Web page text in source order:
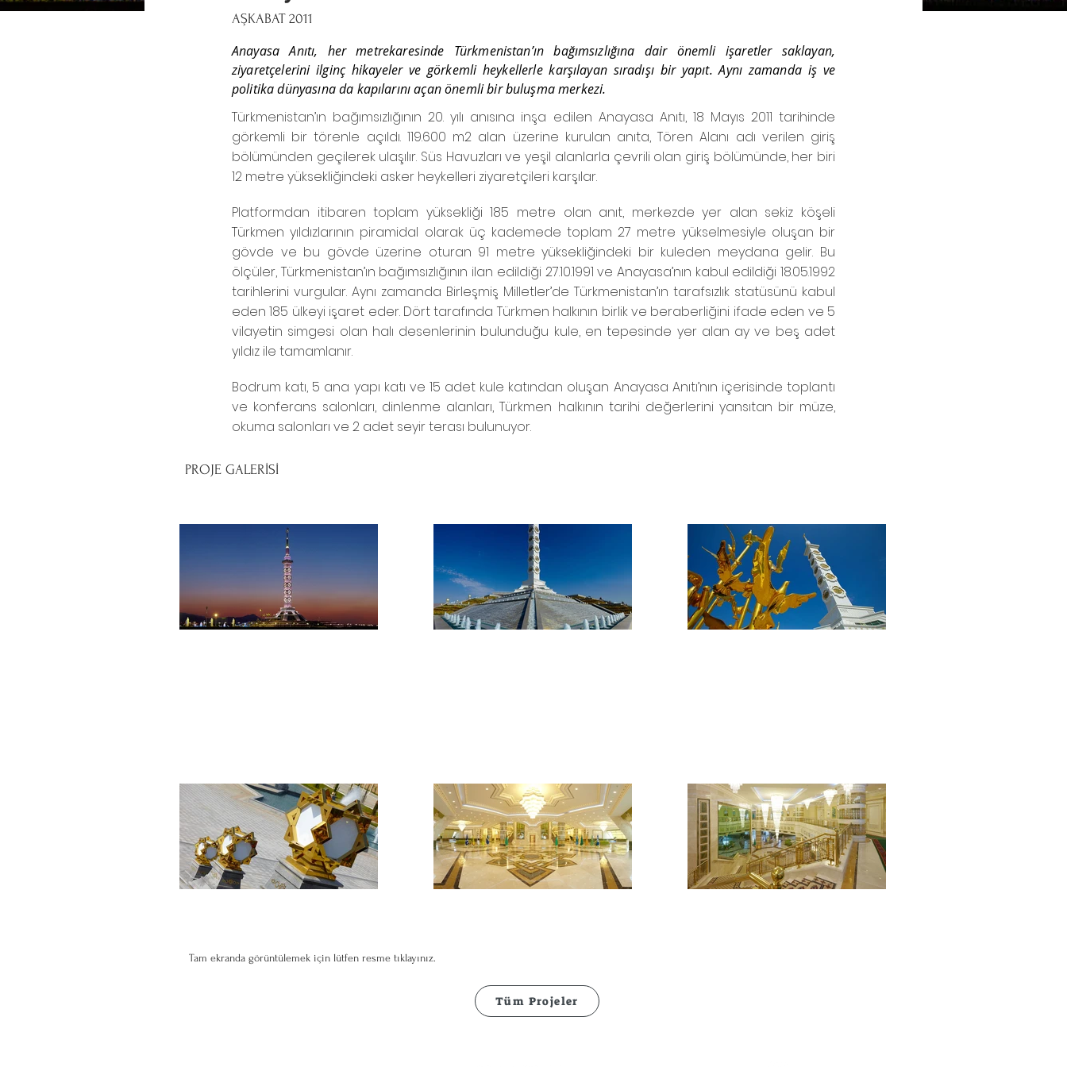
AŞKABAT 2011
Anayasa Anıtı, her metrekaresinde Türkmenistan’ın bağımsızlığına dair önemli işaretler saklayan,
ziyaretçelerini ilginç hikayeler ve görkemli heykellerle karşılayan sıradışı bir yapıt. Aynı zamanda iş ve
politika dünyasına da kapılarını açan önemli bir buluşma merkezi.
Türkmenistan’ın bağımsızlığının 20. yılı anısına inşa edilen Anayasa Anıtı, 18 Mayıs 2011 tarihinde
görkemli bir törenle açıldı. 119.600 m2 alan üzerine kurulan anıta, Tören Alanı adı verilen giriş
bölümünden geçilerek ulaşılır. Süs Havuzları ve yeşil alanlarla çevrili olan giriş bölümünde, her biri
12 metre yüksekliğindeki asker heykelleri ziyaretçileri karşılar.
Platformdan itibaren toplam yüksekliği 185 metre olan anıt, merkezde yer alan sekiz köşeli
Türkmen yıldızlarının piramidal olarak üç kademede toplam 27 metre yükselmesiyle oluşan bir
gövde ve bu gövde üzerine oturan 91 metre yüksekliğindeki bir kuleden meydana gelir. Bu
ölçüler, Türkmenistan’ın bağımsızlığının ilan edildiği 27.10.1991 ve Anayasa’nın kabul edildiği 18.05.1992
tarihlerini vurgular. Aynı zamanda Birleşmiş Milletler’de Türkmenistan’ın tarafsızlık statüsünü kabul
eden 185 ülkeyi işaret eder. Dört tarafında Türkmen halkının birlik ve beraberliğini ifade eden ve 5
vilayetin simgesi olan halı desenlerinin bulunduğu kule, en tepesinde yer alan ay ve beş adet
yıldız ile tamamlanır.
Bodrum katı, 5 ana yapı katı ve 15 adet kule katından oluşan Anayasa Anıtı’nın içerisinde toplantı
ve konferans salonları, dinlenme alanları, Türkmen halkının tarihi değerlerini yansıtan bir müze,
okuma salonları ve 2 adet seyir terası bulunuyor.
PROJE GALERİSİ
Tam ekranda görüntülemek için lütfen resme tıklayınız.
Tüm Projeler